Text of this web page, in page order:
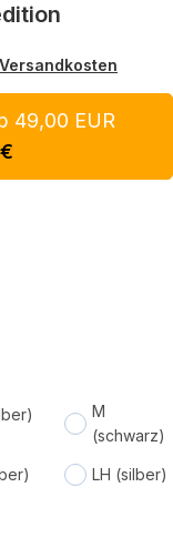
Versandkosten
49,00 EUR
€
M
(schwarz)
LH (silber)